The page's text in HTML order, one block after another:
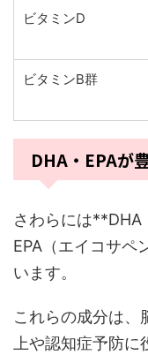
ビタミンD
ビタミンB群
DHA・EPAが
さわらには**DHA
EPA（エイコサペ
います。
これらの成分は、
上や認知症予防に